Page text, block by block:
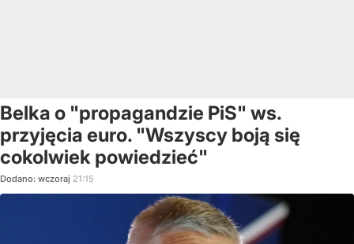
Belka o "propagandzie PiS" ws.
przyjęcia euro. "Wszyscy boją się
cokolwiek powiedzieć"
Dodano: wczoraj 21:15